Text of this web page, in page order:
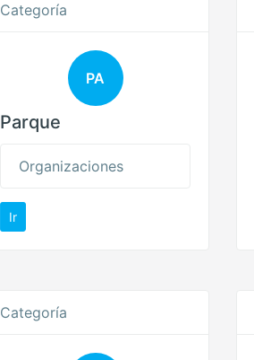
Categoría
PA
Parque
Organizaciones
Ir
Categoría